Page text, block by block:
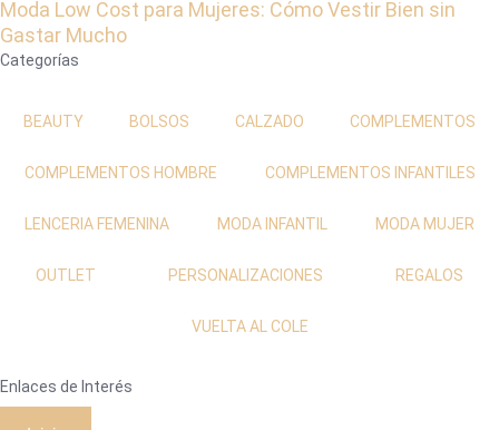
Moda Low Cost para Mujeres: Cómo Vestir Bien sin
Gastar Mucho
Categorías
BEAUTY BOLSOS CALZADO COMPLEMENTOS
COMPLEMENTOS HOMBRE COMPLEMENTOS INFANTILES
LENCERIA FEMENINA MODA INFANTIL MODA MUJER
OUTLET PERSONALIZACIONES REGALOS
VUELTA AL COLE
Enlaces de Interés